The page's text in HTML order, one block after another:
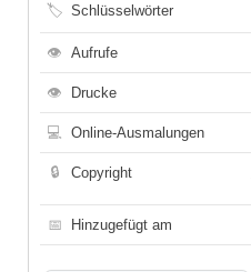
🏷 Schlüsselwörter
👁 Aufrufe
👁 Drucke
💻 Online-Ausmalungen
🔒 Copyright
📅 Hinzugefügt am